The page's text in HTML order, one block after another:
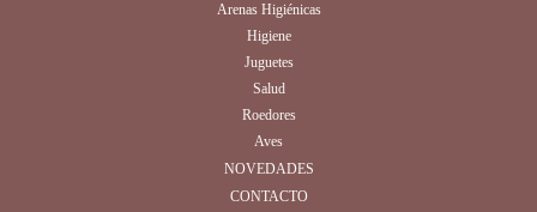
Arenas Higiénicas
Higiene
Juguetes
Salud
Roedores
Aves
NOVEDADES
CONTACTO